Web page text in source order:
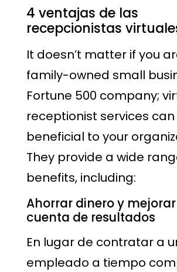
4 ventajas de las
recepcionistas
It doesn’t matter if you
family-owned small
Fortune 500 company;
receptionist services
beneficial to your
They provide a wide
benefits, including:
Ahorrar dinero y
cuenta de resultados
En lugar de contratar a
empleado a tiempo